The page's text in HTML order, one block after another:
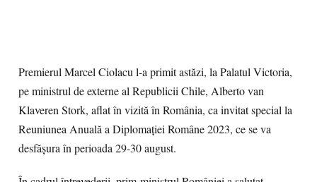
Premierul Marcel Ciolacu l-a primit astăzi, la Palatul Victoria,
pe ministrul de externe al Republicii Chile, Alberto van
Klaveren Stork, aflat în vizită în România, ca invitat special la
Reuniunea Anuală a Diplomației Române 2023, ce se va
desfășura în perioada 29-30 august.